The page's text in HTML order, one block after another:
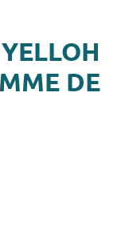
DE